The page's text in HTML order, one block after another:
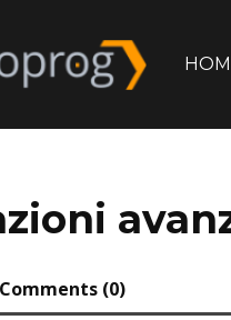
Comments (0)